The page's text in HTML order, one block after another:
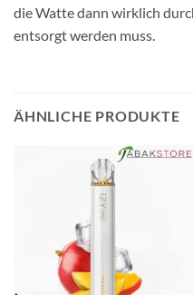
die Watte dann wirklich
entsorgt werden muss.
ÄHNLICHE PRODUKTE